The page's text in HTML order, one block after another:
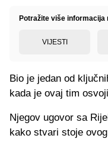
Potražite više informacija
VIJESTI
Bio je jedan od
kada je ovaj tim
Njegov ugovor sa
kako stvari stoje